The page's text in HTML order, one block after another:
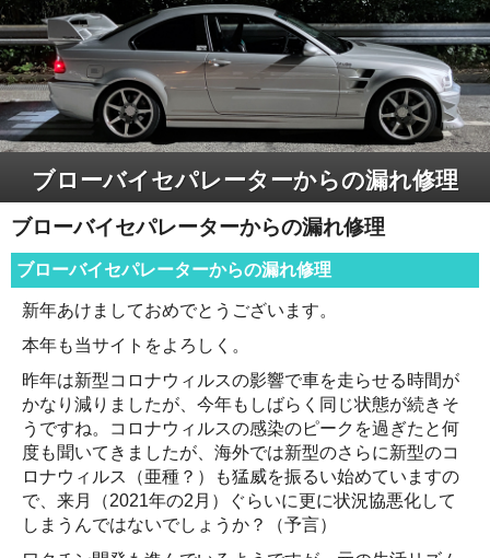
ブローバイセパレーターからの漏れ修理
ブローバイセパレーターからの漏れ修理
ブローバイセパレーターからの漏れ修理
新年あけましておめでとうございます。
本年も当サイトをよろしく。
昨年は新型コロナウィルスの影響で車を走らせる時間が
かなり減りましたが、今年もしばらく同じ状態が続きそ
うですね。コロナウィルスの感染のピークを過ぎたと何
度も聞いてきましたが、海外では新型のさらに新型のコ
ロナウィルス（亜種？）も猛威を振るい始めていますの
で、来月（2021年の2月）ぐらいに更に状況協悪化して
しまうんではないでしょうか？（予言）